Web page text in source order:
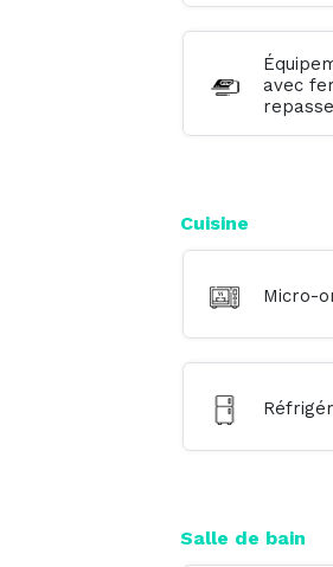
avec
Cuisine
Micro-
Salle de bain